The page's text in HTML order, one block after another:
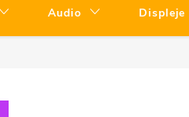
Audio Displeje